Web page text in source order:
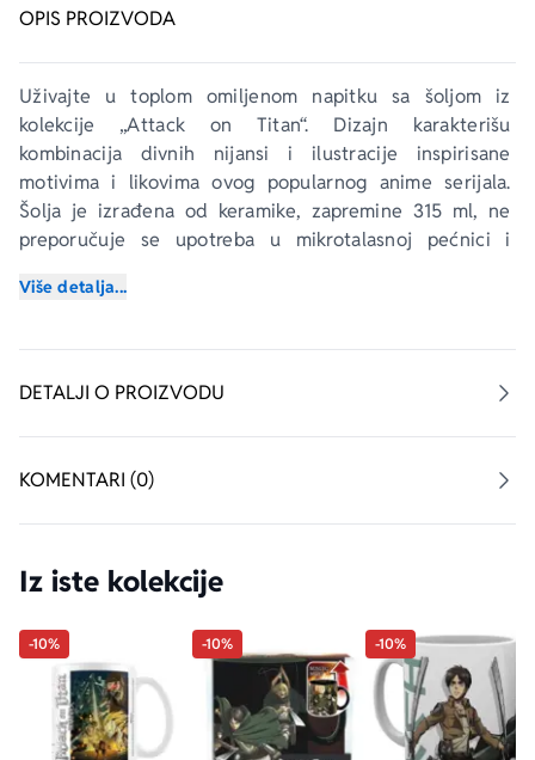
OPIS PROIZVODA
Uživajte u toplom omiljenom napitku sa šoljom iz
kolekcije „Attack on Titan“. Dizajn karakterišu
kombinacija divnih nijansi i ilustracije inspirisane
motivima i likovima ovog popularnog anime serijala.
Šolja je izrađena od keramike, zapremine 315 ml, ne
preporučuje se upotreba u mikrotalasnoj pećnici i
ambalažu, sa otvorenim prednjim delom.
Više detalja...
DETALJI O PROIZVODU
KOMENTARI (0)
Iz iste kolekcije
-10% -10% -10%